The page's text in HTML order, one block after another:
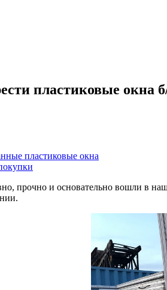
пластиковые окна
пластиковые окна
прочно и основательно вошли в